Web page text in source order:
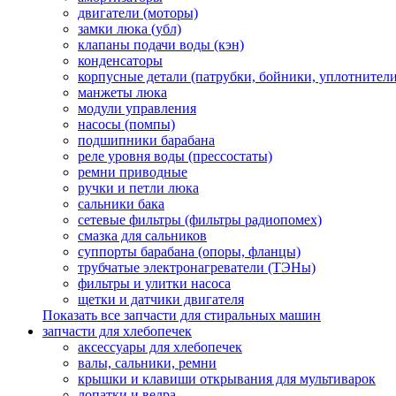
двигатели (моторы)
замки люка (убл)
клапаны подачи воды (кэн)
конденсаторы
корпусные детали (патрубки, бойники,
манжеты люка
модули управления
насосы (помпы)
подшипники барабана
реле уровня воды (прессостаты)
ремни приводные
ручки и петли люка
сальники бака
сетевые фильтры (фильтры радиопомех)
смазка для сальников
суппорты барабана (опоры, фланцы)
трубчатые электронагреватели (ТЭНы)
фильтры и улитки насоса
щетки и датчики двигателя
Показать все запчасти для стиральных машин
запчасти для хлебопечек
аксессуары для хлебопечек
валы, сальники, ремни
крышки и клавиши открывания для мультиварок